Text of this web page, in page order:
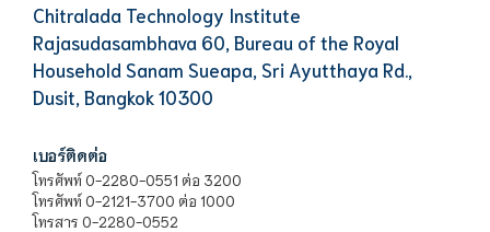
Chitralada Technology Institute
Rajasudasambhava 60, Bureau of the Royal
Household Sanam Sueapa, Sri Ayutthaya Rd.,
Dusit, Bangkok 10300
เบอร์ติดต่อ
โทรศัพท์ 0-2280-0551 ต่อ 3200
โทรศัพท์ 0-2121-3700 ต่อ 1000
โทรสาร 0-2280-0552